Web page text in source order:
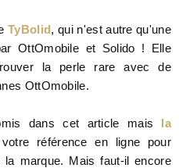
TyBolid, qui n'est autre qu'une
OttOmobile et Solido ! Elle
la perle rare avec de
OttOmobile.
dans cet article mais la
référence en ligne pour
marque. Mais faut-il encore